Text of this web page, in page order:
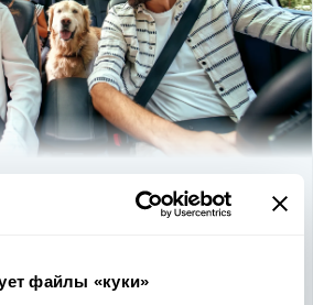
файлы «куки»
возможность
и слаженность процессов